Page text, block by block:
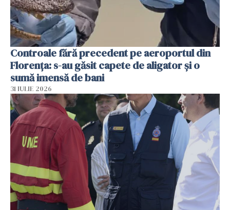
Controale fără precedent pe aeroportul din
Florența: s-au găsit capete de aligator și o
sumă imensă de bani
31 IULIE 2026